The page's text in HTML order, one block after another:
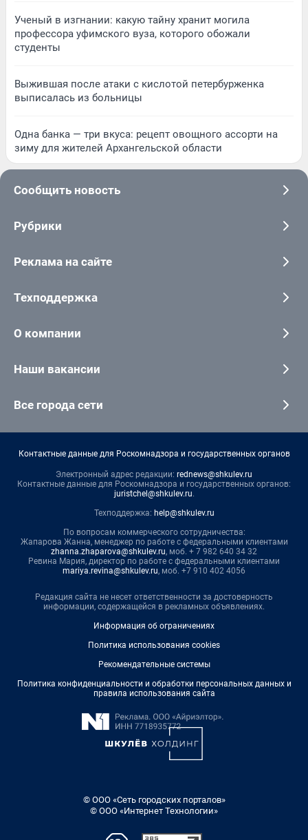
Ученый в изгнании: какую тайну хранит могила
профессора уфимского вуза, которого обожали
студенты
Выжившая после атаки с кислотой петербурженка
выписалась из больницы
Одна банка — три вкуса: рецепт овощного ассорти на
зиму для жителей Архангельской области
Сообщить новость
Рубрики
Реклама на сайте
Техподдержка
О компании
Наши вакансии
Все города сети
Контактные данные для Роскомнадзора и государственных органов
Электронный адрес редакции: rednews@shkulev.ru
Контактные данные для Роскомнадзора и государственных органов:
juristchel@shkulev.ru.
Техподдержка: help@shkulev.ru
По вопросам коммерческого сотрудничества:
Жапарова Жанна, менеджер по работе с федеральными клиентами
zhanna.zhaparova@shkulev.ru, моб. + 7 982 640 34 32
Ревина Мария, директор по работе с федеральными клиентами
mariya.revina@shkulev.ru, моб. +7 910 402 4056
Редакция сайта не несет ответственности за достоверность
информации, содержащейся в рекламных объявлениях.
Информация об ограничениях
Политика использования cookies
Рекомендательные системы
Политика конфиденциальности и обработки персональных данных и
правила использования сайта
© ООО «Сеть городских порталов»
© ООО «Интернет Технологии»